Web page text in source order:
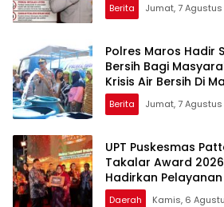
Berita Jumat, 7
Polres Maros Hadir
Bersih Bagi
Krisis Air Bersih Di
Berita Jumat, 7
UPT Puskesmas
Takalar Award
Hadirkan
Berkualitas
Daerah Kamis, 6